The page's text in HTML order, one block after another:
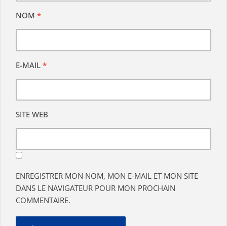
NOM *
E-MAIL *
SITE WEB
ENREGISTRER MON NOM, MON E-MAIL ET MON SITE
DANS LE NAVIGATEUR POUR MON PROCHAIN
COMMENTAIRE.